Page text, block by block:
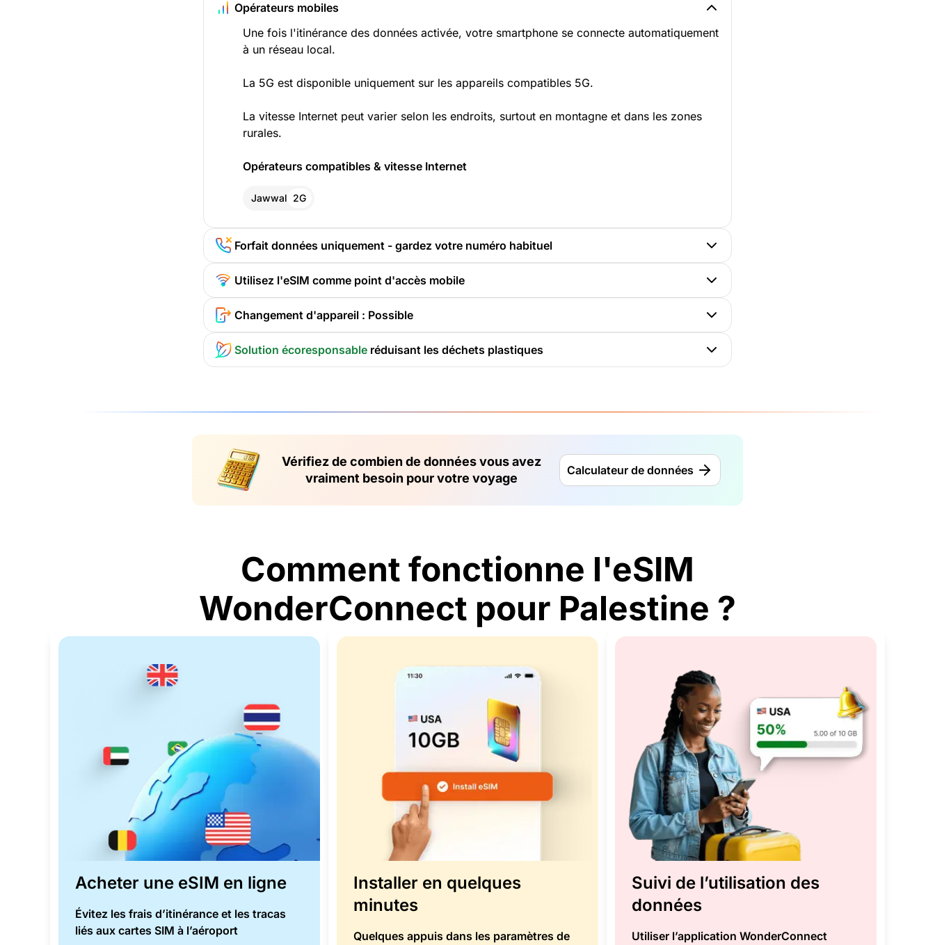
Opérateurs mobiles
Une fois l'itinérance des données activée, votre smartphone se connecte automatiquement
à un réseau local.
La 5G est disponible uniquement sur les appareils compatibles 5G.
La vitesse Internet peut varier selon les endroits, surtout en montagne et dans les zones
rurales.
Opérateurs compatibles & vitesse Internet
Jawwal 2G
Forfait données uniquement - gardez votre numéro habituel
Utilisez l'eSIM comme point d'accès mobile
Changement d'appareil : Possible
Solution écoresponsable réduisant les déchets plastiques
Vérifiez de combien de données vous avez
vraiment besoin pour votre voyage
Calculateur de données
Comment fonctionne l'eSIM
WonderConnect pour Palestine ?
Acheter une eSIM en ligne
Évitez les frais d’itinérance et les tracas
liés aux cartes SIM à l’aéroport
Installer en quelques
minutes
Quelques appuis dans les paramètres de
Suivi de l’utilisation des
données
Utiliser l’application WonderConnect